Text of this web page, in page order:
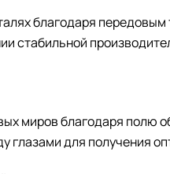
благодаря
стабильной
миров благодаря полю
для получения